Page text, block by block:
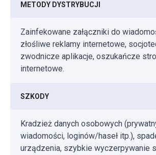
METODY DYSTRYBUCJI
Zainfekowane załączniki do
złośliwe reklamy internetowe,
zwodnicze aplikacje, oszukańcze
internetowe.
SZKODY
Kradzież danych osobowych
wiadomości, loginów/haseł itp.),
urządzenia, szybkie wyczerpywanie